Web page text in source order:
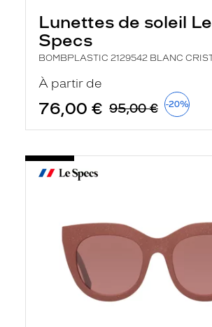
Lunettes de soleil Le
Specs
BOMBPLASTIC 2129542 BLANC
À partir de
76,00 € 95,00 € -20%